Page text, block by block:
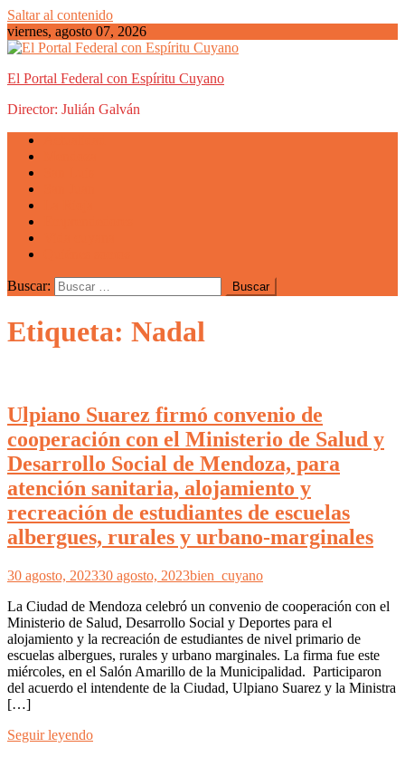
Saltar al contenido
viernes, agosto 07, 2026
El Portal Federal con Espíritu Cuyano
Director: Julián Galván
Buscar:
Etiqueta: Nadal
Ulpiano Suarez firmó convenio de
cooperación con el Ministerio de Salud y
Desarrollo Social de Mendoza, para
atención sanitaria, alojamiento y
recreación de estudiantes de escuelas
albergues, rurales y urbano-marginales
30 agosto, 202330 agosto, 2023bien_cuyano
La Ciudad de Mendoza celebró un convenio de cooperación con el
Ministerio de Salud, Desarrollo Social y Deportes para el
alojamiento y la recreación de estudiantes de nivel primario de
escuelas albergues, rurales y urbano marginales. La firma fue este
miércoles, en el Salón Amarillo de la Municipalidad. Participaron
del acuerdo el intendente de la Ciudad, Ulpiano Suarez y la Ministra
[…]
Seguir leyendo